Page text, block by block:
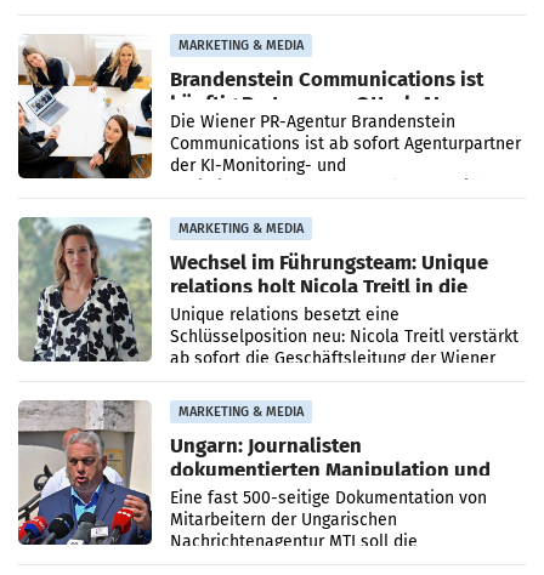
MARKETING & MEDIA
Brandenstein Communications ist
künftig Partner von OtterlyAI
Die Wiener PR-Agentur Brandenstein
Communications ist ab sofort Agenturpartner
der KI-Monitoring- und
MARKETING & MEDIA
Wechsel im Führungsteam: Unique
relations holt Nicola Treitl in die
Geschäftsleitung
Unique relations besetzt eine
Schlüsselposition neu: Nicola Treitl verstärkt
ab sofort die Geschäftsleitung der Wiener
PR-Agentur an der Seite von Josef Kalina und
Anna Kalina-Mahr.
MARKETING & MEDIA
Ungarn: Journalisten
dokumentierten Manipulation und
Zensur
Eine fast 500-seitige Dokumentation von
Mitarbeitern der Ungarischen
Nachrichtenagentur MTI soll die
systematische Nachrichten-Manipulation und